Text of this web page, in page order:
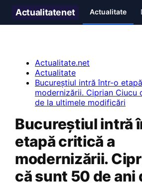
Actualitatenet Actualitate
Actualitate.net
Actualitate
Bucureștiul intră într-o
modernizării. Ciprian Ciucu
de la ultimele modificări
Bucureștiul intră
etapă critică a
modernizării.
că sunt 50 de ani